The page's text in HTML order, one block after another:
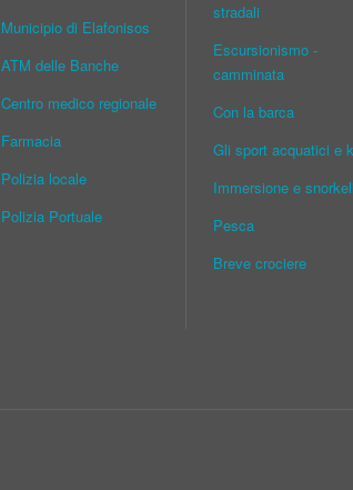
Municipio di Elafonisos
ATM delle Banche
Centro medico regionale
Farmacia
Polizia locale
Polizia Portuale
stradali
Escursionismo -
camminata
Con la barca
Gli sport acquatici e
Immersione e
Pesca
Breve crociere